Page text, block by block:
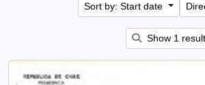
Sort by: Start date
Show 1